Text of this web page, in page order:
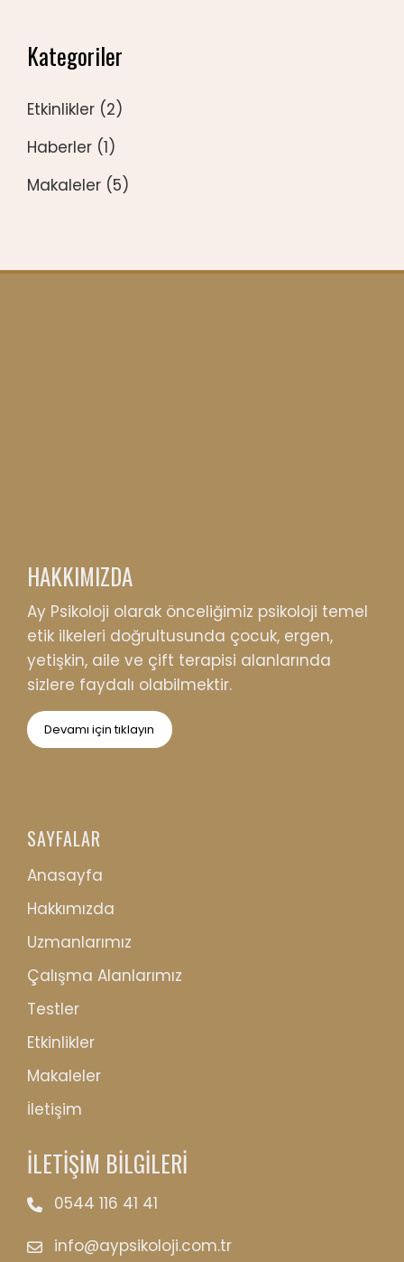
Kategoriler
Etkinlikler (2)
Haberler (1)
Makaleler (5)
HAKKIMIZDA
Ay Psikoloji olarak önceliğimiz psikoloji temel
etik ilkeleri doğrultusunda çocuk, ergen,
yetişkin, aile ve çift terapisi alanlarında
sizlere faydalı olabilmektir.
Devamı için tıklayın
SAYFALAR
Anasayfa
Hakkımızda
Uzmanlarımız
Çalışma Alanlarımız
Testler
Etkinlikler
Makaleler
İletişim
İLETİŞİM BİLGİLERİ
0544 116 41 41
info@aypsikoloji.com.tr